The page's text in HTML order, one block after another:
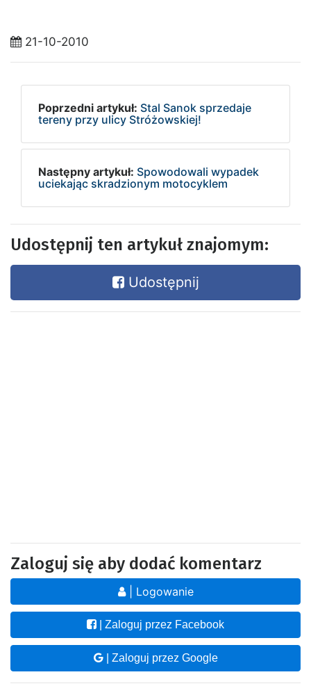
21-10-2010
Poprzedni artykuł: Stal Sanok sprzedaje
tereny przy ulicy Stróżowskiej!
Następny artykuł: Spowodowali wypadek
uciekając skradzionym motocyklem
Udostępnij ten artykuł znajomym:
Udostępnij
Zaloguj się aby dodać komentarz
| Logowanie
| Zaloguj przez Facebook
| Zaloguj przez Google